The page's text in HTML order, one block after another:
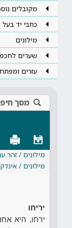
מקובלים
כתבי יד
מילונים
שערים
עזרים
מסך
מילונים / זהר
מילונים /
יריחו
ירחו, היא